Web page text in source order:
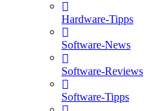
Hardware-Tipps
Software-News
Software-Reviews
Software-Tipps